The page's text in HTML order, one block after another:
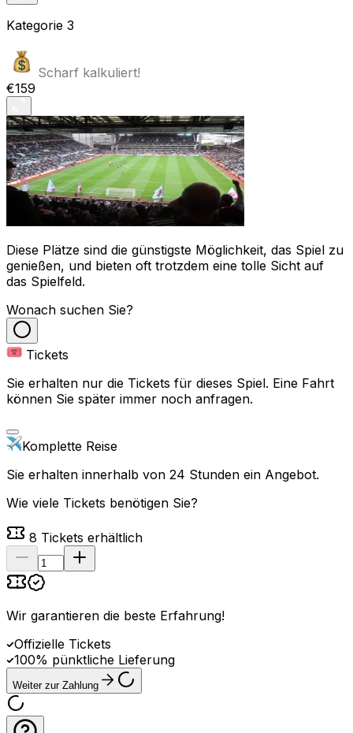
Kategorie 3
Scharf kalkuliert!
€159
Diese Plätze sind die günstigste Möglichkeit, das Spiel zu
genießen, und bieten oft trotzdem eine tolle Sicht auf
das Spielfeld.
Wonach suchen Sie?
Tickets
Sie erhalten nur die Tickets für dieses Spiel. Eine Fahrt
können Sie später immer noch anfragen.
Komplette Reise
Sie erhalten innerhalb von 24 Stunden ein Angebot.
Wie viele Tickets benötigen Sie?
8 Tickets erhältlich
Wir garantieren die beste Erfahrung!
Offizielle Tickets
100% pünktliche Lieferung
Weiter zur Zahlung